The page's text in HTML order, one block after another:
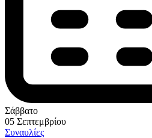
Σάββατο
05 Σεπτεμβρίου
Συναυλίες